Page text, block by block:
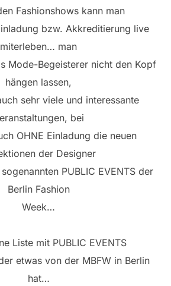
Fashionshows kann man
bzw. Akkreditierung live
miterleben… man
Mode-Begeisterer nicht den Kopf
hängen lassen,
sehr viele und interessante
bei
OHNE Einladung die neuen
der Designer
PUBLIC EVENTS der
Berlin Fashion
Week…
Liste mit PUBLIC EVENTS
etwas von der MBFW in Berlin
hat…